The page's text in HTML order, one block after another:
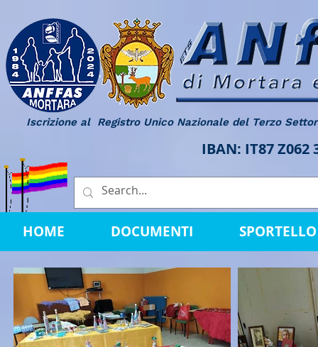
Iscrizione al Registro Unico Nazionale del Terzo
IBAN: IT87
HOME DOCUMENTI